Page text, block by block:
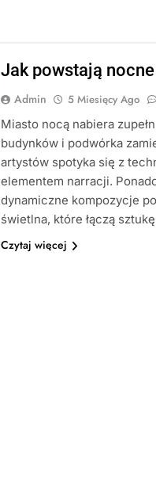
Jak powstają
Admin 5 Miesięcy Ago
Miasto nocą nabiera
budynków i podwórka
artystów spotyka się z
elementem narracji.
dynamiczne kompozycje
świetlna, które łączą
Czytaj więcej